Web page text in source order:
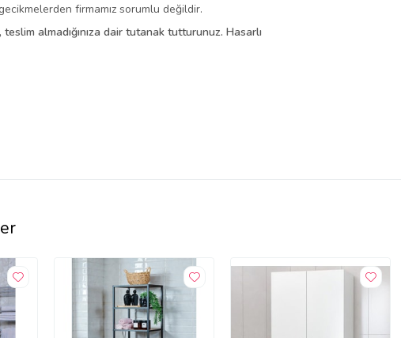
firmamız sorumlu değildir.
almadığınıza dair tutanak tutturunuz. Hasarlı